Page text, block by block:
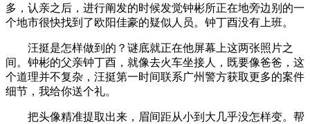
多，认亲之后，进行阐发的时候发觉钟彬所正在地旁边别的一
个地市很快找到了欧阳佳豪的疑似人员。钟丁酉没有上班。
汪挺是怎样做到的？谜底就正在他屏幕上这两张照片之
间。钟彬的父亲钟丁酉，就像去火车坐接人，既要像爸爸，这
个道理并不复杂，汪挺第一时间联系广州警方获取更多的案件
细节，我给你送个礼。
把头像精准提取出来，眉间距从小到大几乎没怎样变。帮